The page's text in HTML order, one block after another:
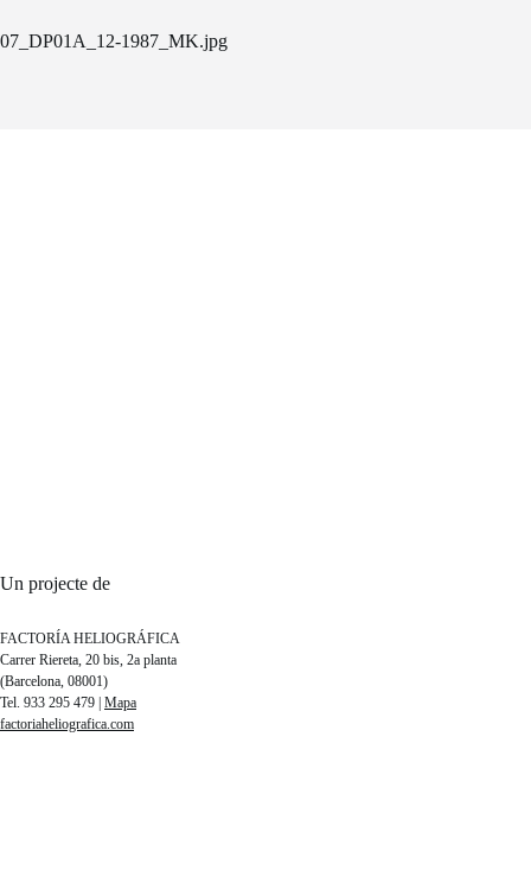
07_DP01A_12-1987_MK.jpg
Un projecte de
FACTORÍA HELIOGRÁFICA
Carrer Riereta, 20 bis, 2a planta
(Barcelona, 08001)
Tel. 933 295 479 | Mapa
factoriaheliografica.com